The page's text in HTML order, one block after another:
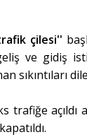
çilesi''
ve gidiş
sıkıntıları